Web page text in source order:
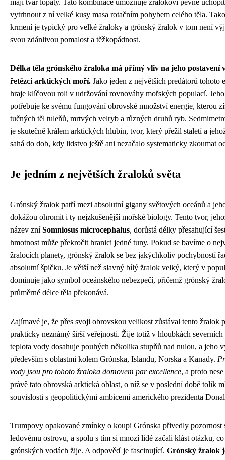
mají tvar lopaty. Tato kombinace umožňuje žralokovi pevně
vytrhnout z ní velké kusy masa rotačním pohybem celého těla.
krmení je typický pro velké žraloky a grónský žralok v tom není
svou zdánlivou pomalost a těžkopádnost.
Délka těla grónského žraloka má přímý vliv na jeho postavení
řetězci arktických moří. Jako jeden z největších predátorů tohoto
hraje klíčovou roli v udržování rovnováhy mořských populací.
potřebuje ke svému fungování obrovské množství energie, kterou
tučných těl tuleňů, mrtvých velryb a různých druhů ryb.
je skutečně králem arktických hlubin, tvor, který přežil staletí a
sahá do dob, kdy lidstvo ještě ani nezačalo systematicky zkoumat
Je jedním z největších žraloků světa
Grónský žralok patří mezi absolutní gigany světových oceánů a
dokážou ohromit i ty nejzkušenější mořské biology. Tento tvor,
název zníSomniosus microcephalus, dorůstá délky přesahující
hmotnost může překročit hranici jedné tuny. Pokud se bavíme o
žralocích planety, grónský žralok se bez jakýchkoliv pochybností
absolutní špičku. Je větší než slavný bílý žralok velký, který v
dominuje jako symbol oceánského nebezpečí, přičemž grónský
průměrné délce těla překonává.
Zajímavé je, že přes svoji obrovskou velikost zůstával tento žralok
prakticky neznámý širší veřejnosti. Žije totiž v hloubkách
teplota vody dosahuje pouhých několika stupňů nad nulou, a jeho
především s oblastmi kolem Grónska, Islandu, Norska a Kanady.
vody jsou pro tohoto žraloka domovem par excellence, a proto
právě tato obrovská arktická oblast, o níž se v poslední době tolik
souvislosti s geopolitickými ambicemi amerického prezidenta
Trumpovy opakované zmínky o koupi Grónska přivedly pozornost
ledovému ostrovu, a spolu s tím si mnozí lidé začali klást otázku,
grónských vodách žije. A odpověď je fascinující. Grónský žralok